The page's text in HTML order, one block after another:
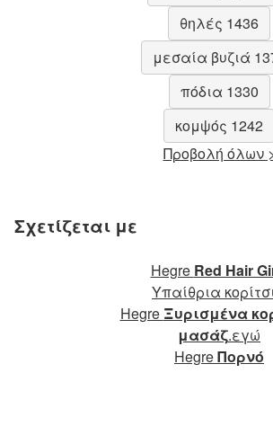
θηλές 1436
μεσαία βυζιά
πόδια 1330
κομψός 1242
Προβολή όλων >
Σχετίζεται με
Hegre Red Hair
Υπαίθρια
Hegre Ξυρισμένα
μασάζ.εγώ
HegreΠορνό